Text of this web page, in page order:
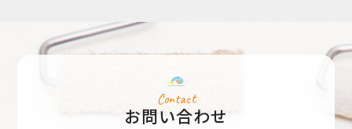
●取得した個人情報は、ご本人の同意なしに上記利用目的以
●情報が漏洩しないよう対策を講じ、従業員だけでなく委託
Contact
お問い合わせ